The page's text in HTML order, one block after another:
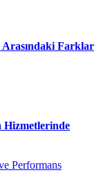
Arasındaki Farklar
Hizmetlerinde